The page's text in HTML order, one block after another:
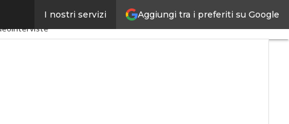
Aggiungi tra i preferiti su Google
I nostri servizi
SpacEconomyPA Digitale